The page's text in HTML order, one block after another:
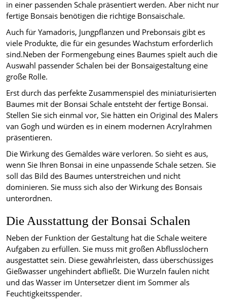
in einer passenden Schale präsentiert werden. Aber nicht nur
fertige Bonsais benötigen die richtige Bonsaischale.
Auch für Yamadoris, Jungpflanzen und Prebonsais gibt es
viele Produkte, die für ein gesundes Wachstum erforderlich
sind.Neben der Formengebung eines Baumes spielt auch die
Auswahl passender Schalen bei der Bonsaigestaltung eine
große Rolle.
Erst durch das perfekte Zusammenspiel des miniaturisierten
Baumes mit der Bonsai Schale entsteht der fertige Bonsai.
Stellen Sie sich einmal vor, Sie hätten ein Original des Malers
van Gogh und würden es in einem modernen Acrylrahmen
präsentieren.
Die Wirkung des Gemäldes wäre verloren. So sieht es aus,
wenn Sie Ihren Bonsai in eine unpassende Schale setzen. Sie
soll das Bild des Baumes unterstreichen und nicht
dominieren. Sie muss sich also der Wirkung des Bonsais
unterordnen.
Die Ausstattung der Bonsai Schalen
Neben der Funktion der Gestaltung hat die Schale weitere
Aufgaben zu erfüllen. Sie muss mit großen Abflusslöchern
ausgestattet sein. Diese gewährleisten, dass überschüssiges
Gießwasser ungehindert abfließt. Die Wurzeln faulen nicht
und das Wasser im Untersetzer dient im Sommer als
Feuchtigkeitsspender.